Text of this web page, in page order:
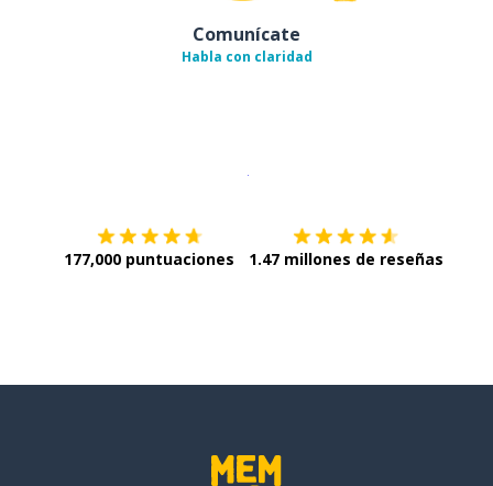
Comunícate
Habla con claridad
177,000 puntuaciones 1.47 millones de reseñas